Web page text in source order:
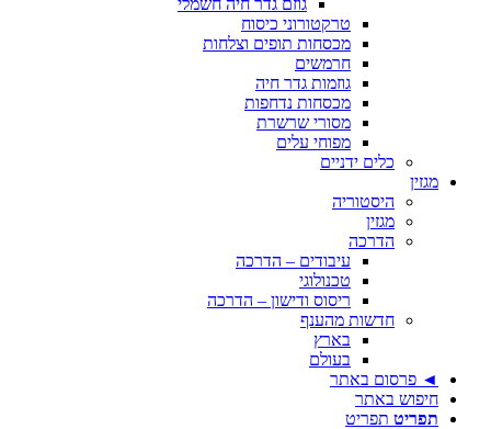
גוזם גדר חיה חשמלי
טרקטורוני כיסוח
מכסחות תופים וצלחות
חרמשים
גוזמות גדר חיה
מכסחות נדחפות
מסורי שרשרת
מפוחי עלים
כלים ידניים
מגזין
היסטוריה
מגזין
הדרכה
עיבודים – הדרכה
טכנולוגי
ריסוס ודישון – הדרכה
חדשות מהענף
בארץ
בעולם
◄ פרסום באתר
חיפוש באתר
תפריט תפריט